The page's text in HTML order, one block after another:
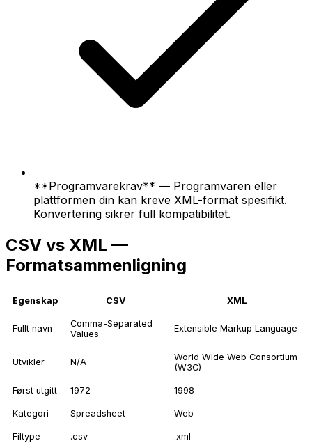
**Programvarekrav** — Programvaren eller
plattformen din kan kreve XML-format spesifikt.
Konvertering sikrer full kompatibilitet.
CSV vs XML —
Formatsammenligning
Egenskap CSV XML
Fullt navn
Comma-Separated
Values
Extensible Markup Language
Utvikler N/A
World Wide Web Consortium
(W3C)
Først utgitt 1972 1998
Kategori Spreadsheet Web
Filtype .csv .xml